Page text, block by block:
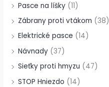
Pasce na líšky (11)
Zábrany proti vtákom (38)
Elektrické pasce (14)
Návnady (37)
Sieťky proti hmyzu (47)
STOP Hniezdo (14)